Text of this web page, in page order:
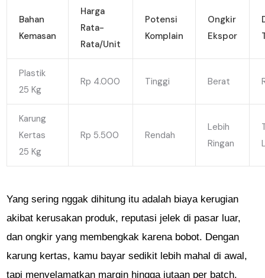
Bahan
Kemasan
Harga
Rata-
Rata/unit
Potensi
Komplain
Ongkir
Ekspor
Plastik
25 Kg
Rp 4.000 Tinggi Berat
Karung
Kertas
25 Kg
Rp 5.500 Rendah
Lebih
Ringan
Yang sering nggak dihitung itu adalah biaya kerugian
akibat kerusakan produk, reputasi jelek di pasar luar,
dan ongkir yang membengkak karena bobot. Dengan
karung kertas, kamu bayar sedikit lebih mahal di awal,
tapi menyelamatkan margin hingga jutaan per batch.